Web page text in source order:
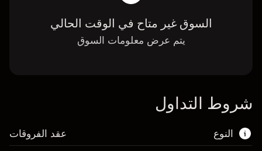
السوق غير متاح في الوقت الحالي
يتم عرض معلومات السوق
شروط التداول
النوع عقد الفروقات